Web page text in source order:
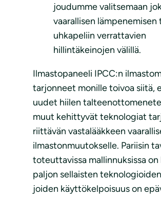
joudumme valitsemaan
vaarallisen lämpenemisen
uhkapeliin verrattavien
hillintäkeinojen välillä.
Ilmastopaneeli IPCC:n
tarjonneet monille toivoa siitä,
uudet hiilen
muut kehittyvät teknologiat
riittävän vastalääkkeen
ilmastonmuutokselle. Pariisin
toteuttavissa mallinnuksissa
paljon sellaisten
joiden käyttökelpoisuus on